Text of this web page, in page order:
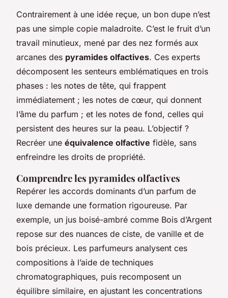
Contrairement à une idée reçue, un bon dupe n’est
pas une simple copie maladroite. C’est le fruit d’un
travail minutieux, mené par des nez formés aux
arcanes des pyramides olfactives. Ces experts
décomposent les senteurs emblématiques en trois
phases : les notes de tête, qui frappent
immédiatement ; les notes de cœur, qui donnent
l’âme du parfum ; et les notes de fond, celles qui
persistent des heures sur la peau. L’objectif ?
Recréer une équivalence olfactive fidèle, sans
enfreindre les droits de propriété.
Comprendre les pyramides olfactives
Repérer les accords dominants d’un parfum de
luxe demande une formation rigoureuse. Par
exemple, un jus boisé-ambré comme Bois d’Argent
repose sur des nuances de ciste, de vanille et de
bois précieux. Les parfumeurs analysent ces
compositions à l’aide de techniques
chromatographiques, puis recomposent un
équilibre similaire, en ajustant les concentrations